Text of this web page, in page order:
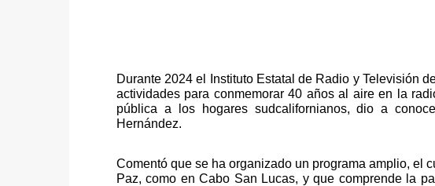
Durante 2024 el Instituto Estatal de Radio y Televisión
actividades para conmemorar 40 años al aire en la
pública a los hogares sudcalifornianos, dio a
Hernández.
Comentó que se ha organizado un programa amplio, el
Paz, como en Cabo San Lucas, y que comprende la